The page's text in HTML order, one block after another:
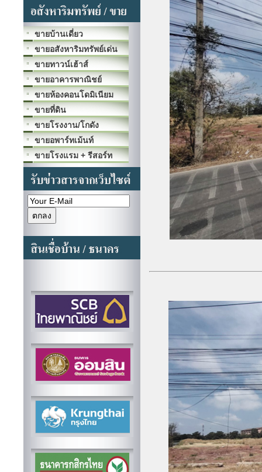
ขายบ้านเดี่ยว
ขายอสังหาริมทรัพย์เด่น
ขายทาวน์เฮ้าส์
ขายอาคารพาณิชย์
ขายห้องคอนโดมิเนียม
ขายที่ดิน
ขายโรงงาน/โกดัง
ขายอพาร์ทเม้นท์
ขายโรงแรม + รีสอร์ท